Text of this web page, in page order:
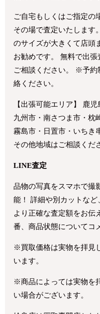
ご自宅もしくはご指定の
その場で査定いたします
のサイズが大きくて店頭
お勧めです。 無料で出
ご相談ください。 ※予約
絡ください。
【出張可能エリア】 鹿
九州市・南さつま市・枕
霧島市・日置市・いちき
その他地域はご相談くだ
LINE査定
品物の写真をスマホで撮
能！ 詳細や別カットなど
より正確な査定額をお伝
番、商品状態についてコ
※買取価格は実物を拝見
います。
※商品によっては実物を
い場合がございます。